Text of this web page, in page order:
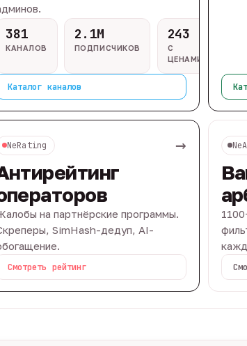
381
КАНАЛОВ
2.1M
ПОДПИСЧИКОВ
243
С
ЦЕНАМИ
Каталог каналов
NeRating →
на партнёрские программы.
SimHash-дедуп, AI-
Смотреть рейтинг